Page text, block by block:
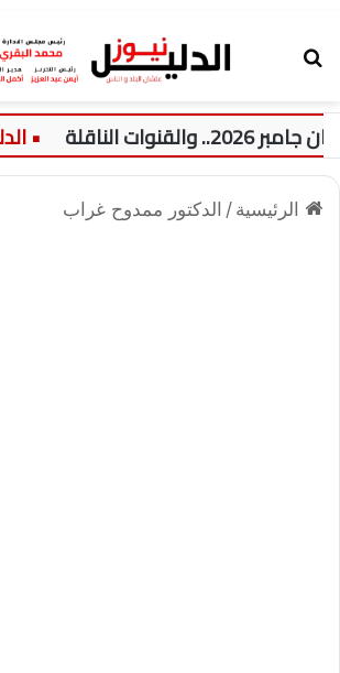
الرئيسية / الدكتور ممدوح غراب